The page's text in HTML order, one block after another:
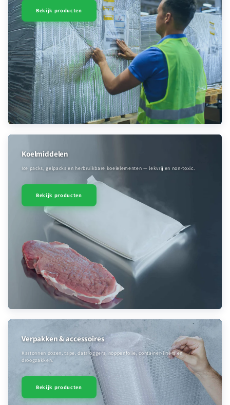
Bekijk producten
Koelmiddelen
Ice packs, gelpacks en herbruikbare koelelementen — lekvrij en non-toxic.
Bekijk producten
Verpakken & accessoires
Kartonnen dozen, tape, dataloggers, noppenfolie, container-liners en
droogzakken.
Bekijk producten